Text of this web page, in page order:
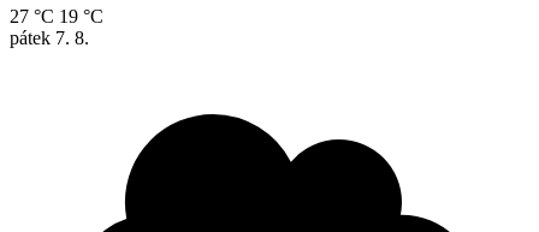
27 °C 19 °C
pátek 7. 8.